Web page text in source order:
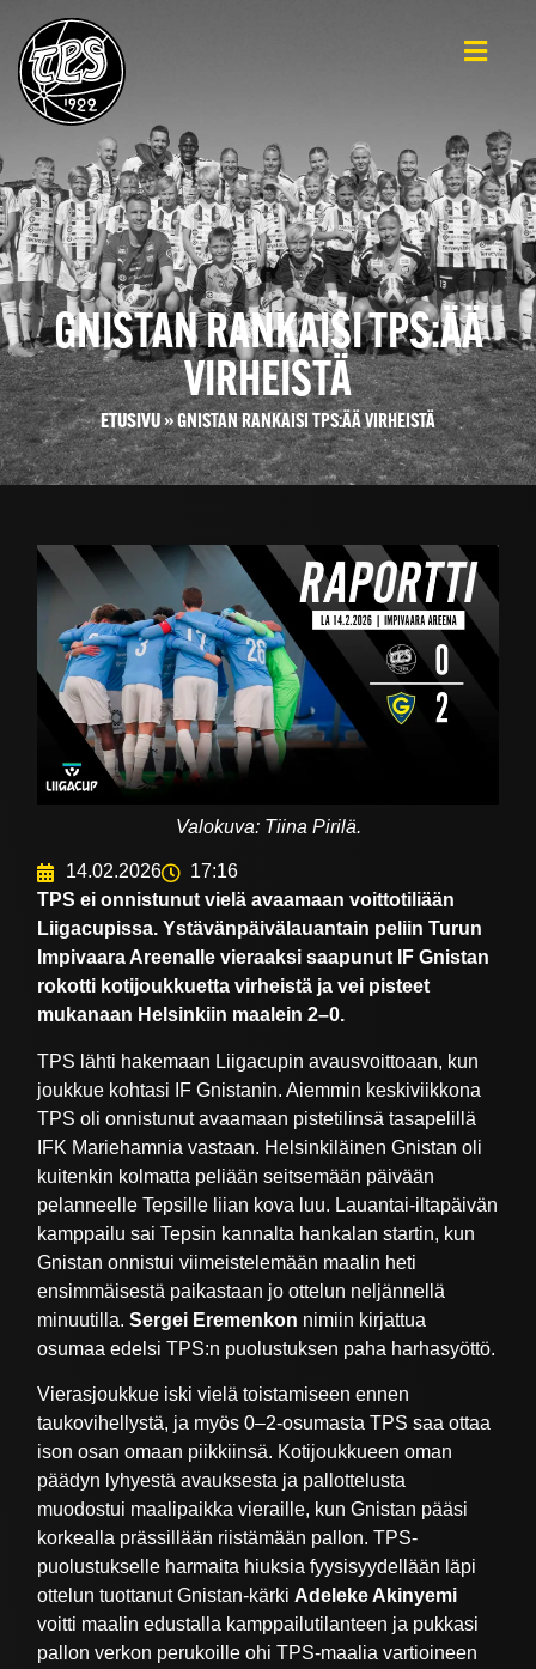
GNISTAN RANKAISI TPS:ÄÄ
VIRHEISTÄ
ETUSIVU»GNISTAN RANKAISI TPS:ÄÄ VIRHEISTÄ
Valokuva: Tiina Pirilä.
14.02.2026
17:16
TPS ei onnistunut vielä avaamaan voittotiliään
Liigacupissa. Ystävänpäivälauantain peliin Turun
Impivaara Areenalle vieraaksi saapunut IF Gnistan
rokotti kotijoukkuetta virheistä ja vei pisteet
mukanaan Helsinkiin maalein 2–0.
TPS lähti hakemaan Liigacupin avausvoittoaan, kun
joukkue kohtasi IF Gnistanin. Aiemmin keskiviikkona
TPS oli onnistunut avaamaan pistetilinsä tasapelillä
IFK Mariehamnia vastaan. Helsinkiläinen Gnistan oli
kuitenkin kolmatta peliään seitsemään päivään
pelanneelle Tepsille liian kova luu. Lauantai-iltapäivän
kamppailu sai Tepsin kannalta hankalan startin, kun
Gnistan onnistui viimeistelemään maalin heti
ensimmäisestä paikastaan jo ottelun neljännellä
minuutilla.Sergei Eremenkon nimiin kirjattua
osumaa edelsi TPS:n puolustuksen paha harhasyöttö.
Vierasjoukkue iski vielä toistamiseen ennen
taukovihellystä, ja myös 0–2-osumasta TPS saa ottaa
ison osan omaan piikkiinsä. Kotijoukkueen oman
päädyn lyhyestä avauksesta ja pallottelusta
muodostui maalipaikka vieraille, kun Gnistan pääsi
korkealla prässillään riistämään pallon. TPS-
puolustukselle harmaita hiuksia fyysisyydellään läpi
ottelun tuottanut Gnistan-kärki Adeleke Akinyemi
voitti maalin edustalla kamppailutilanteen ja pukkasi
pallon verkon perukoille ohi TPS-maalia vartioineen